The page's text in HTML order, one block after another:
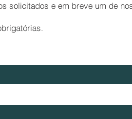
solicitados e em breve um de